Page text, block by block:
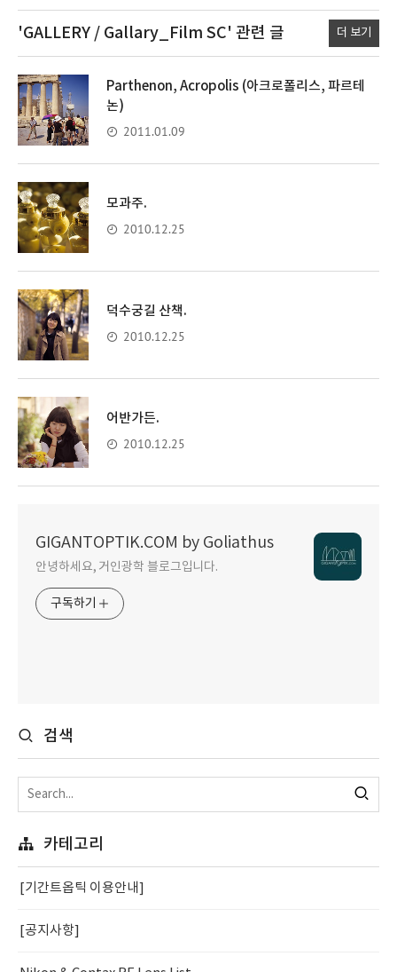
'GALLERY / Gallary_Film SC' 관련 글 더 보기
Parthenon, Acropolis (아크로폴리스, 파르테
논)
2011.01.09
모과주.
2010.12.25
덕수궁길 산책.
2010.12.25
어반가든.
2010.12.25
GIGANTOPTIK.COM by Goliathus
안녕하세요, 거인광학 블로그입니다.
구독하기
검색
카테고리
[기간트옵틱 이용안내]
[공지사항]